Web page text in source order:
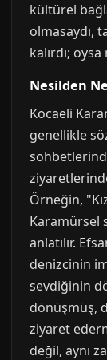
kültürel
olmasaydı,
kalırdı;
Nesilden
Kocaeli
genellikle
Örneğin,
Karamürsel
anlatılır.
denizcinin
sevdiğinin
dönüşmüş,
ziyaret
değil, aynı